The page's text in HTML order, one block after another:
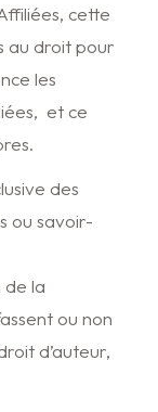
cette
au droit pour
les
et ce
des
ou savoir-
de la
ou non
d’auteur,